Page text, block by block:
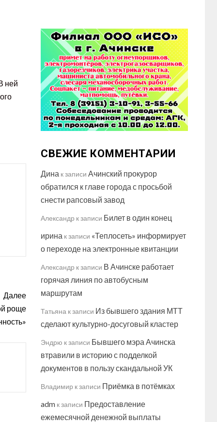
ней
Далее
роще
СВЕЖИЕ КОММЕНТАРИИ
Дина к записи Ачинский прокурор
обратился к главе города с просьбой
снести рапсовый завод
Александр к записи Билет в один конец
ирина к записи «Теплосеть» информирует
о переходе на электронные квитанции
Александр к записи В Ачинске работает
горячая линия по автобусным
маршрутам
Татьяна к записи Из бывшего здания МТТ
сделают культурно-досуговый кластер
Эндрю к записи Бывшего мэра Ачинска
втравили в историю с подделкой
документов в пользу скандальной УК
Владимир к записи Приёмка в потёмках
admк записи Предоставление
ежемесячной денежной выплаты